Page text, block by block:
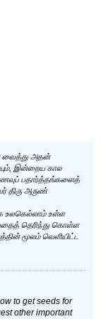
வைத்து அதன்
இன்றைய கால
பதார்த்தங்களைத்
திரு அருண்
உலகெல்லாம் உள்ள
தெரிந்து கொள்ள
மூலம் வெளியிட்ட
to get seeds for
other important